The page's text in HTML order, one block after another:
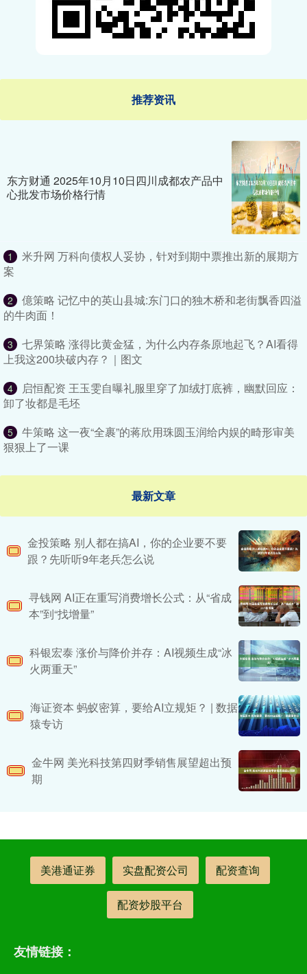
推荐资讯
东方财通 2025年10月10日四川成都农产品中
心批发市场价格行情
1
米升网 万科向债权人妥协，针对到期中票推出新的展期方
案
2
億策略 记忆中的英山县城:东门口的独木桥和老街飘香四溢
的牛肉面！
3
七界策略 涨得比黄金猛，为什么内存条原地起飞？AI看得
上我这200块破内存？｜图文
4
启恒配资 王玉雯自曝礼服里穿了加绒打底裤，幽默回应：
卸了妆都是毛坯
5
牛策略 这一夜“全裹”的蒋欣用珠圆玉润给内娱的畸形审美
狠狠上了一课
最新文章
金投策略 别人都在搞AI，你的企业要不要
跟？先听听9年老兵怎么说
寻钱网 AI正在重写消费增长公式：从“省成
本”到“找增量”
科银宏泰 涨价与降价并存：AI视频生成“冰
火两重天”
海证资本 蚂蚁密算，要给AI立规矩？ | 数据
猿专访
金牛网 美光科技第四财季销售展望超出预
期
美港通证券 实盘配资公司 配资查询
配资炒股平台
友情链接：